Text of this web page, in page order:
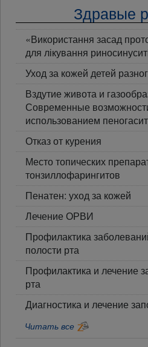
Здравые
«Використання засад
для лікування
Уход за кожей детей
Вздутие живота и
Современные
использованием
Отказ от курения
Место топических
тонзиллофарингитов
Пенатен: уход за кожей
Лечение ОРВИ
Профилактика
полости рта
Профилактика и лечение
рта
Диагностика и лечение
Читать все